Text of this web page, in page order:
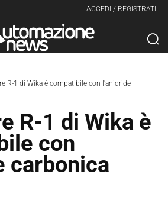
ACCEDI / REGISTRATI
R-1 di Wika è compatibile con l'anidride
R-1 di Wika è
con
carbonica